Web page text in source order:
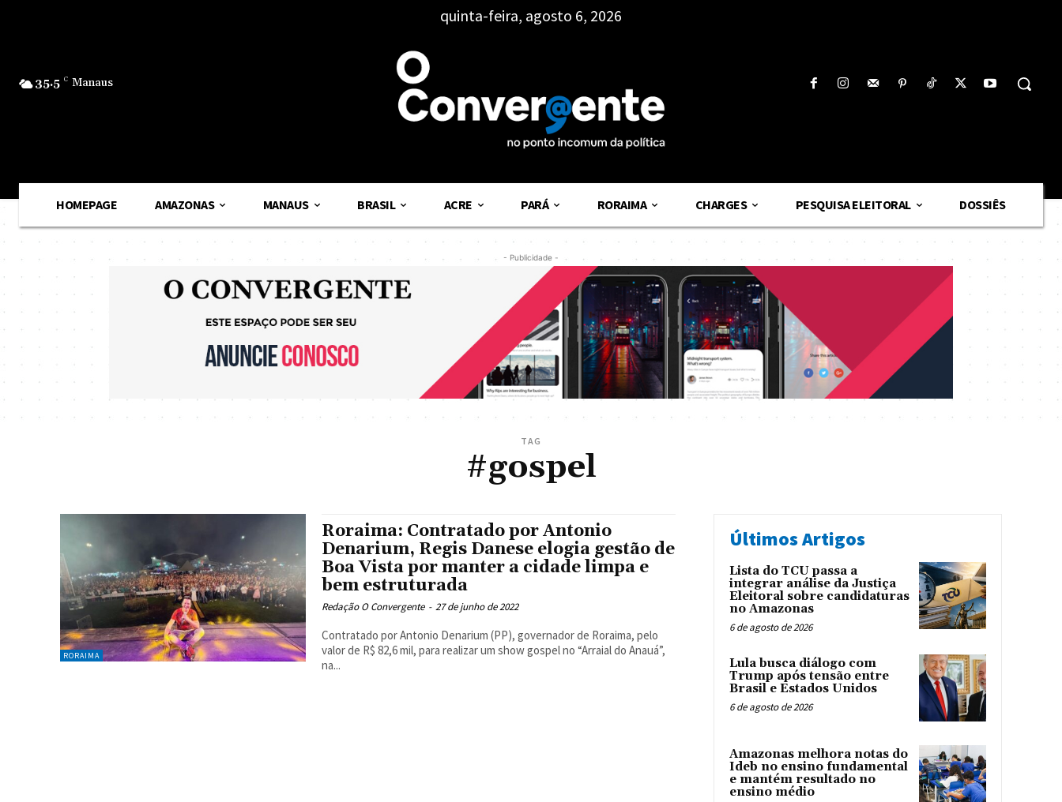
35.5 C Manaus
quinta-feira, agosto 6, 2026
HOMEPAGE AMAZONAS MANAUS BRASIL ACRE PARÁ RORAIMA CHARGES PESQUISA ELEITORAL DOSSIÊS
- Publicidade -
TAG
#gospel
RORAIMA
Roraima: Contratado por Antonio
Denarium, Regis Danese elogia gestão de
Boa Vista por manter a cidade limpa e
bem estruturada
Redação O Convergente - 27 de junho de 2022
Contratado por Antonio Denarium (PP), governador de Roraima, pelo
valor de R$ 82,6 mil, para realizar um show gospel no “Arraial do Anauá”,
na...
Últimos Artigos
Lista do TCU passa a
integrar análise da Justiça
Eleitoral sobre candidaturas
no Amazonas
6 de agosto de 2026
Lula busca diálogo com
Trump após tensão entre
Brasil e Estados Unidos
6 de agosto de 2026
Amazonas melhora notas do
Ideb no ensino fundamental
e mantém resultado no
ensino médio